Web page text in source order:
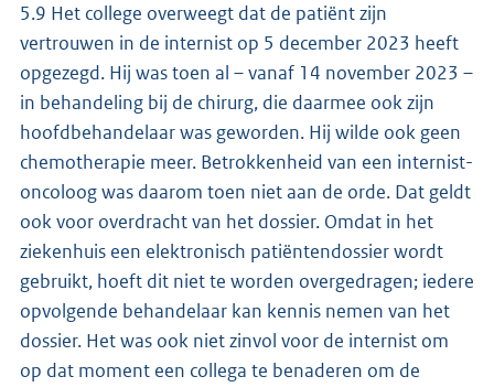
5.9 Het college overweegt dat de patiënt zijn
vertrouwen in de internist op 5 december 2023 heeft
opgezegd. Hij was toen al – vanaf 14 november 2023 –
in behandeling bij de chirurg, die daarmee ook zijn
hoofdbehandelaar was geworden. Hij wilde ook geen
chemotherapie meer. Betrokkenheid van een internist-
oncoloog was daarom toen niet aan de orde. Dat geldt
ook voor overdracht van het dossier. Omdat in het
ziekenhuis een elektronisch patiëntendossier wordt
gebruikt, hoeft dit niet te worden overgedragen; iedere
opvolgende behandelaar kan kennis nemen van het
dossier. Het was ook niet zinvol voor de internist om
op dat moment een collega te benaderen om de